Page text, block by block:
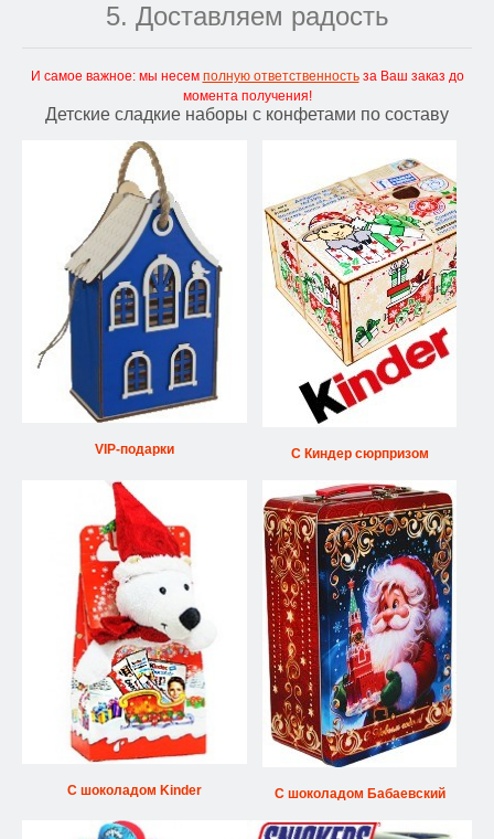
5. Доставляем радость
И самое важное: мы несем полную ответственностьза Ваш заказ до
момента получения!
Детские сладкие наборы с конфетами по составу
VIP-подарки С Киндер сюрпризом
С шоколадом Kinder С шоколадом Бабаевский